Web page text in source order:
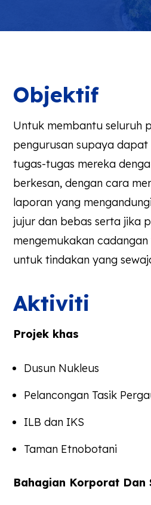
Objektif
Untuk membantu seluruh
pengurusan supaya dapat
tugas-tugas mereka
berkesan, dengan cara
laporan yang
jujur dan bebas serta jika
mengemukakan
untuk tindakan yang
Aktiviti
Projek khas
Dusun Nukleus
Pelancongan Tasik
ILB dan IKS
Taman Etnobotani
Bahagian Korporat Dan